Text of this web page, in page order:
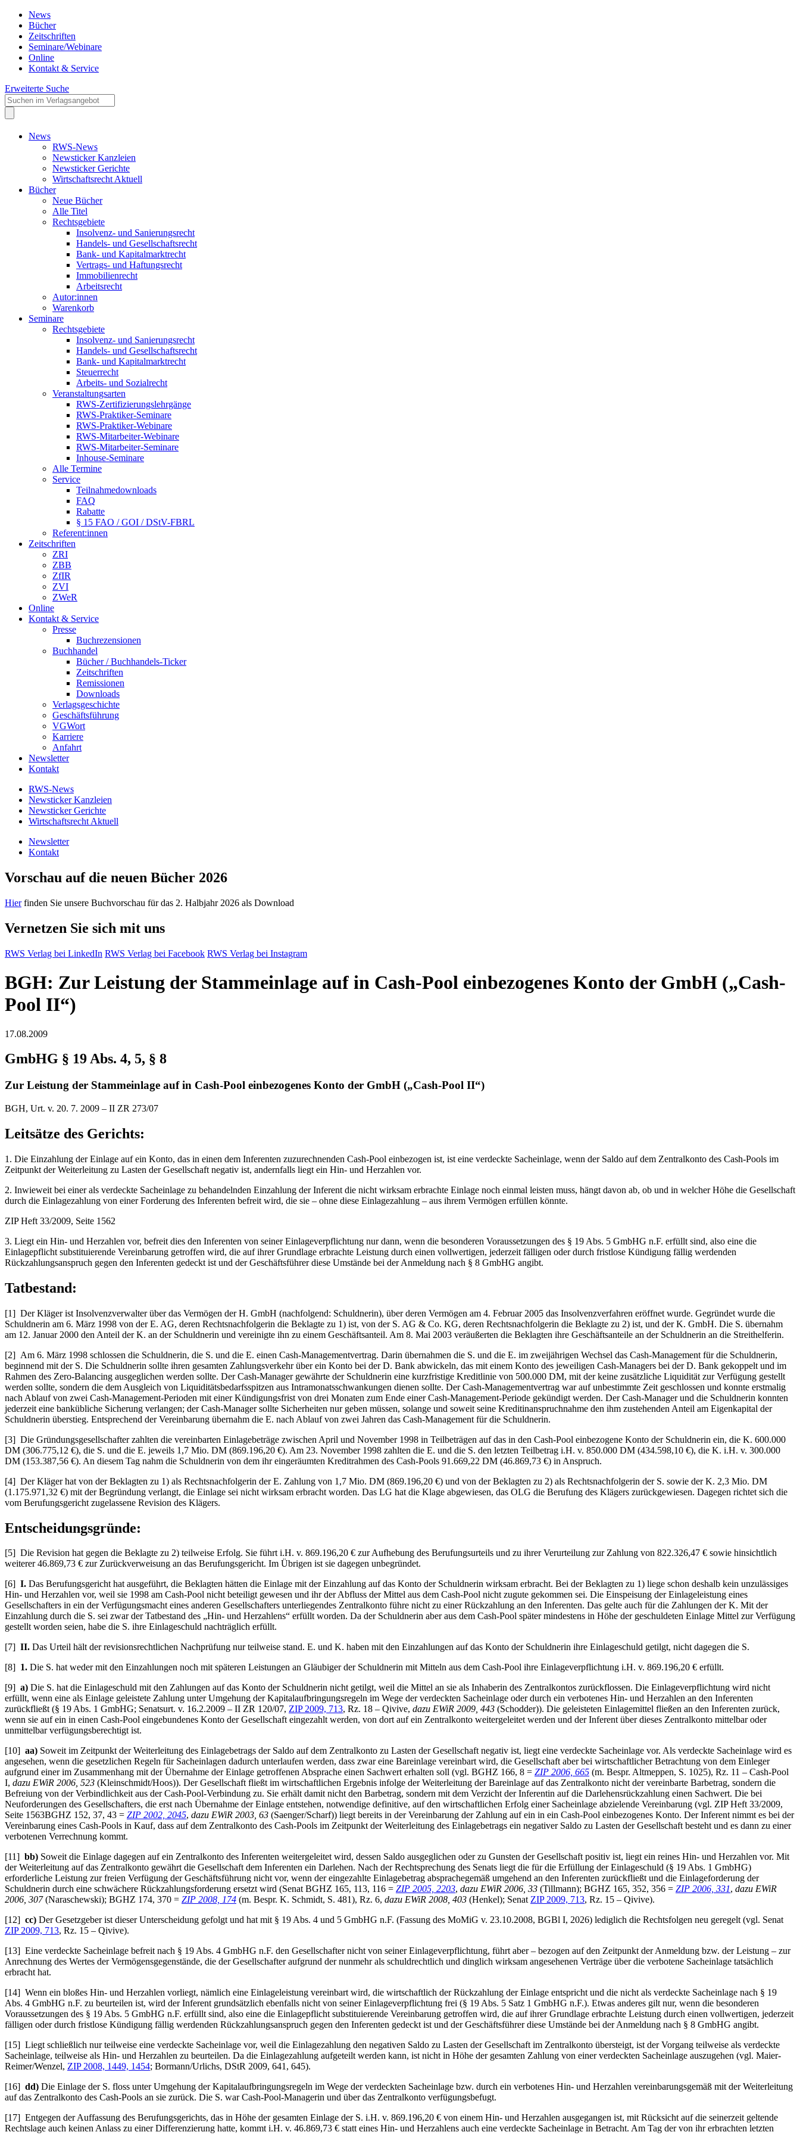
News
Bücher
Zeitschriften
Seminare/Webinare
Online
Kontakt & Service
Erweiterte Suche
News
RWS-News
Newsticker Kanzleien
Newsticker Gerichte
Wirtschaftsrecht Aktuell
Bücher
Neue Bücher
Alle Titel
Rechtsgebiete
Insolvenz- und Sanierungsrecht
Handels- und Gesellschaftsrecht
Bank- und Kapitalmarktrecht
Vertrags- und Haftungsrecht
Immobilienrecht
Arbeitsrecht
Autor:innen
Warenkorb
Seminare
Rechtsgebiete
Insolvenz- und Sanierungsrecht
Handels- und Gesellschaftsrecht
Bank- und Kapitalmarktrecht
Steuerrecht
Arbeits- und Sozialrecht
Veranstaltungsarten
RWS-Zertifizierungslehrgänge
RWS-Praktiker-Seminare
RWS-Praktiker-Webinare
RWS-Mitarbeiter-Webinare
RWS-Mitarbeiter-Seminare
Inhouse-Seminare
Alle Termine
Service
Teilnahmedownloads
FAQ
Rabatte
§ 15 FAO / GOI / DStV-FBRL
Referent:innen
Zeitschriften
ZRI
ZBB
ZfIR
ZVI
ZWeR
Online
Kontakt & Service
Presse
Buchrezensionen
Buchhandel
Bücher / Buchhandels-Ticker
Zeitschriften
Remissionen
Downloads
Verlagsgeschichte
Geschäftsführung
VGWort
Karriere
Anfahrt
Newsletter
Kontakt
RWS-News
Newsticker Kanzleien
Newsticker Gerichte
Wirtschaftsrecht Aktuell
Newsletter
Kontakt
Vorschau auf die neuen Bücher 2026
Hierfinden Sie unsere Buchvorschau für das 2. Halbjahr 2026 als Download
Vernetzen Sie sich mit uns
RWS Verlag bei LinkedIn RWS Verlag bei Facebook RWS Verlag bei Instagram
BGH: Zur Leistung der Stammeinlage auf in Cash-Pool einbezogenes Konto der GmbH („Cash-
Pool II“)
17.08.2009
GmbHG § 19 Abs. 4, 5, § 8
Zur Leistung der Stammeinlage auf in Cash-Pool einbezogenes Konto der GmbH („Cash-Pool II“)
BGH, Urt. v. 20. 7. 2009 – II ZR 273/07
Leitsätze des Gerichts:
1. Die Einzahlung der Einlage auf ein Konto, das in einen dem Inferenten zuzurechnenden Cash-Pool einbezogen ist, ist eine verdeckte Sacheinlage, wenn der Saldo auf dem Zentralkonto des Cash-Pools im
Zeitpunkt der Weiterleitung zu Lasten der Gesellschaft negativ ist, andernfalls liegt ein Hin- und Herzahlen vor.
2. Inwieweit bei einer als verdeckte Sacheinlage zu behandelnden Einzahlung der Inferent die nicht wirksam erbrachte Einlage noch einmal leisten muss, hängt davon ab, ob und in welcher Höhe die Gesellschaft
durch die Einlagezahlung von einer Forderung des Inferenten befreit wird, die sie – ohne diese Einlagezahlung – aus ihrem Vermögen erfüllen könnte.
ZIP Heft 33/2009, Seite 1562
3. Liegt ein Hin- und Herzahlen vor, befreit dies den Inferenten von seiner Einlageverpflichtung nur dann, wenn die besonderen Voraussetzungen des § 19 Abs. 5 GmbHG n.F. erfüllt sind, also eine die
Einlagepflicht substituierende Vereinbarung getroffen wird, die auf ihrer Grundlage erbrachte Leistung durch einen vollwertigen, jederzeit fälligen oder durch fristlose Kündigung fällig werdenden
Rückzahlungsanspruch gegen den Inferenten gedeckt ist und der Geschäftsführer diese Umstände bei der Anmeldung nach § 8 GmbHG angibt.
Tatbestand:
[1] Der Kläger ist Insolvenzverwalter über das Vermögen der H. GmbH (nachfolgend: Schuldnerin), über deren Vermögen am 4. Februar 2005 das Insolvenzverfahren eröffnet wurde. Gegründet wurde die
Schuldnerin am 6. März 1998 von der E. AG, deren Rechtsnachfolgerin die Beklagte zu 1) ist, von der S. AG & Co. KG, deren Rechtsnachfolgerin die Beklagte zu 2) ist, und der K. GmbH. Die S. übernahm
am 12. Januar 2000 den Anteil der K. an der Schuldnerin und vereinigte ihn zu einem Geschäftsanteil. Am 8. Mai 2003 veräußerten die Beklagten ihre Geschäftsanteile an der Schuldnerin an die Streithelferin.
[2] Am 6. März 1998 schlossen die Schuldnerin, die S. und die E. einen Cash-Managementvertrag. Darin übernahmen die S. und die E. im zweijährigen Wechsel das Cash-Management für die Schuldnerin,
beginnend mit der S. Die Schuldnerin sollte ihren gesamten Zahlungsverkehr über ein Konto bei der D. Bank abwickeln, das mit einem Konto des jeweiligen Cash-Managers bei der D. Bank gekoppelt und im
Rahmen des Zero-Balancing ausgeglichen werden sollte. Der Cash-Manager gewährte der Schuldnerin eine kurzfristige Kreditlinie von 500.000 DM, mit der keine zusätzliche Liquidität zur Verfügung gestellt
werden sollte, sondern die dem Ausgleich von Liquiditätsbedarfsspitzen aus Intramonatsschwankungen dienen sollte. Der Cash-Managementvertrag war auf unbestimmte Zeit geschlossen und konnte erstmalig
nach Ablauf von zwei Cash-Management-Perioden mit einer Kündigungsfrist von drei Monaten zum Ende einer Cash-Management-Periode gekündigt werden. Der Cash-Manager und die Schuldnerin konnten
jederzeit eine bankübliche Sicherung verlangen; der Cash-Manager sollte Sicherheiten nur geben müssen, solange und soweit seine Kreditinanspruchnahme den ihm zustehenden Anteil am Eigenkapital der
Schuldnerin überstieg. Entsprechend der Vereinbarung übernahm die E. nach Ablauf von zwei Jahren das Cash-Management für die Schuldnerin.
[3] Die Gründungsgesellschafter zahlten die vereinbarten Einlagebeträge zwischen April und November 1998 in Teilbeträgen auf das in den Cash-Pool einbezogene Konto der Schuldnerin ein, die K. 600.000
DM (306.775,12 €), die S. und die E. jeweils 1,7 Mio. DM (869.196,20 €). Am 23. November 1998 zahlten die E. und die S. den letzten Teilbetrag i.H. v. 850.000 DM (434.598,10 €), die K. i.H. v. 300.000
DM (153.387,56 €). An diesem Tag nahm die Schuldnerin von dem ihr eingeräumten Kreditrahmen des Cash-Pools 91.669,22 DM (46.869,73 €) in Anspruch.
[4] Der Kläger hat von der Beklagten zu 1) als Rechtsnachfolgerin der E. Zahlung von 1,7 Mio. DM (869.196,20 €) und von der Beklagten zu 2) als Rechtsnachfolgerin der S. sowie der K. 2,3 Mio. DM
(1.175.971,32 €) mit der Begründung verlangt, die Einlage sei nicht wirksam erbracht worden. Das LG hat die Klage abgewiesen, das OLG die Berufung des Klägers zurückgewiesen. Dagegen richtet sich die
vom Berufungsgericht zugelassene Revision des Klägers.
Entscheidungsgründe:
[5] Die Revision hat gegen die Beklagte zu 2) teilweise Erfolg. Sie führt i.H. v. 869.196,20 € zur Aufhebung des Berufungsurteils und zu ihrer Verurteilung zur Zahlung von 822.326,47 € sowie hinsichtlich
weiterer 46.869,73 € zur Zurückverweisung an das Berufungsgericht. Im Übrigen ist sie dagegen unbegründet.
[6] I. Das Berufungsgericht hat ausgeführt, die Beklagten hätten die Einlage mit der Einzahlung auf das Konto der Schuldnerin wirksam erbracht. Bei der Beklagten zu 1) liege schon deshalb kein unzulässiges
Hin- und Herzahlen vor, weil sie 1998 am Cash-Pool nicht beteiligt gewesen und ihr der Abfluss der Mittel aus dem Cash-Pool nicht zugute gekommen sei. Die Einspeisung der Einlageleistung eines
Gesellschafters in ein der Verfügungsmacht eines anderen Gesellschafters unterliegendes Zentralkonto führe nicht zu einer Rückzahlung an den Inferenten. Das gelte auch für die Zahlungen der K. Mit der
Einzahlung durch die S. sei zwar der Tatbestand des „Hin- und Herzahlens“ erfüllt worden. Da der Schuldnerin aber aus dem Cash-Pool später mindestens in Höhe der geschuldeten Einlage Mittel zur Verfügung
gestellt worden seien, habe die S. ihre Einlageschuld nachträglich erfüllt.
[7] II. Das Urteil hält der revisionsrechtlichen Nachprüfung nur teilweise stand. E. und K. haben mit den Einzahlungen auf das Konto der Schuldnerin ihre Einlageschuld getilgt, nicht dagegen die S.
[8] 1. Die S. hat weder mit den Einzahlungen noch mit späteren Leistungen an Gläubiger der Schuldnerin mit Mitteln aus dem Cash-Pool ihre Einlageverpflichtung i.H. v. 869.196,20 € erfüllt.
[9] a) Die S. hat die Einlageschuld mit den Zahlungen auf das Konto der Schuldnerin nicht getilgt, weil die Mittel an sie als Inhaberin des Zentralkontos zurückflossen. Die Einlageverpflichtung wird nicht
erfüllt, wenn eine als Einlage geleistete Zahlung unter Umgehung der Kapitalaufbringungsregeln im Wege der verdeckten Sacheinlage oder durch ein verbotenes Hin- und Herzahlen an den Inferenten
zurückfließt (§ 19 Abs. 1 GmbHG; Senatsurt. v. 16.2.2009 – II ZR 120/07, ZIP 2009, 713, Rz. 18 – Qivive, dazu EWiR 2009, 443 (Schodder)). Die geleisteten Einlagemittel fließen an den Inferenten zurück,
wenn sie auf ein in einen Cash-Pool eingebundenes Konto der Gesellschaft eingezahlt werden, von dort auf ein Zentralkonto weitergeleitet werden und der Inferent über dieses Zentralkonto mittelbar oder
unmittelbar verfügungsberechtigt ist.
[10] aa) Soweit im Zeitpunkt der Weiterleitung des Einlagebetrags der Saldo auf dem Zentralkonto zu Lasten der Gesellschaft negativ ist, liegt eine verdeckte Sacheinlage vor. Als verdeckte Sacheinlage wird es
angesehen, wenn die gesetzlichen Regeln für Sacheinlagen dadurch unterlaufen werden, dass zwar eine Bareinlage vereinbart wird, die Gesellschaft aber bei wirtschaftlicher Betrachtung von dem Einleger
aufgrund einer im Zusammenhang mit der Übernahme der Einlage getroffenen Absprache einen Sachwert erhalten soll (vgl. BGHZ 166, 8 = ZIP 2006, 665 (m. Bespr. Altmeppen, S. 1025), Rz. 11 – Cash-Pool
I, dazu EWiR 2006, 523 (Kleinschmidt/Hoos)). Der Gesellschaft fließt im wirtschaftlichen Ergebnis infolge der Weiterleitung der Bareinlage auf das Zentralkonto nicht der vereinbarte Barbetrag, sondern die
Befreiung von der Verbindlichkeit aus der Cash-Pool-Verbindung zu. Sie erhält damit nicht den Barbetrag, sondern mit dem Verzicht der Inferentin auf die Darlehensrückzahlung einen Sachwert. Die bei
Neuforderungen des Gesellschafters, die erst nach Übernahme der Einlage entstehen, notwendige definitive, auf den wirtschaftlichen Erfolg einer Sacheinlage abzielende Vereinbarung (vgl. ZIP Heft 33/2009,
Seite 1563BGHZ 152, 37, 43 = ZIP 2002, 2045, dazu EWiR 2003, 63 (Saenger/Scharf)) liegt bereits in der Vereinbarung der Zahlung auf ein in ein Cash-Pool einbezogenes Konto. Der Inferent nimmt es bei der
Vereinbarung eines Cash-Pools in Kauf, dass auf dem Zentralkonto des Cash-Pools im Zeitpunkt der Weiterleitung des Einlagebetrags ein negativer Saldo zu Lasten der Gesellschaft besteht und es dann zu einer
verbotenen Verrechnung kommt.
[11] bb) Soweit die Einlage dagegen auf ein Zentralkonto des Inferenten weitergeleitet wird, dessen Saldo ausgeglichen oder zu Gunsten der Gesellschaft positiv ist, liegt ein reines Hin- und Herzahlen vor. Mit
der Weiterleitung auf das Zentralkonto gewährt die Gesellschaft dem Inferenten ein Darlehen. Nach der Rechtsprechung des Senats liegt die für die Erfüllung der Einlageschuld (§ 19 Abs. 1 GmbHG)
erforderliche Leistung zur freien Verfügung der Geschäftsführung nicht vor, wenn der eingezahlte Einlagebetrag absprachegemäß umgehend an den Inferenten zurückfließt und die Einlageforderung der
Schuldnerin durch eine schwächere Rückzahlungsforderung ersetzt wird (Senat BGHZ 165, 113, 116 = ZIP 2005, 2203, dazu EWiR 2006, 33 (Tillmann); BGHZ 165, 352, 356 = ZIP 2006, 331, dazu EWiR
2006, 307(Naraschewski); BGHZ 174, 370 = ZIP 2008, 174 (m. Bespr. K. Schmidt, S. 481), Rz. 6, dazu EWiR 2008, 403 (Henkel); SenatZIP 2009, 713, Rz. 15 – Qivive).
[12] cc) Der Gesetzgeber ist dieser Unterscheidung gefolgt und hat mit § 19 Abs. 4 und 5 GmbHG n.F. (Fassung des MoMiG v. 23.10.2008, BGBl I, 2026) lediglich die Rechtsfolgen neu geregelt (vgl. Senat
ZIP 2009, 713, Rz. 15 – Qivive).
[13] Eine verdeckte Sacheinlage befreit nach § 19 Abs. 4 GmbHG n.F. den Gesellschafter nicht von seiner Einlageverpflichtung, führt aber – bezogen auf den Zeitpunkt der Anmeldung bzw. der Leistung – zur
Anrechnung des Wertes der Vermögensgegenstände, die der Gesellschafter aufgrund der nunmehr als schuldrechtlich und dinglich wirksam angesehenen Verträge über die verbotene Sacheinlage tatsächlich
erbracht hat.
[14] Wenn ein bloßes Hin- und Herzahlen vorliegt, nämlich eine Einlageleistung vereinbart wird, die wirtschaftlich der Rückzahlung der Einlage entspricht und die nicht als verdeckte Sacheinlage nach § 19
Abs. 4 GmbHG n.F. zu beurteilen ist, wird der Inferent grundsätzlich ebenfalls nicht von seiner Einlageverpflichtung frei (§ 19 Abs. 5 Satz 1 GmbHG n.F.). Etwas anderes gilt nur, wenn die besonderen
Voraussetzungen des § 19 Abs. 5 GmbHG n.F. erfüllt sind, also eine die Einlagepflicht substituierende Vereinbarung getroffen wird, die auf ihrer Grundlage erbrachte Leistung durch einen vollwertigen, jederzeit
fälligen oder durch fristlose Kündigung fällig werdenden Rückzahlungsanspruch gegen den Inferenten gedeckt ist und der Geschäftsführer diese Umstände bei der Anmeldung nach § 8 GmbHG angibt.
[15] Liegt schließlich nur teilweise eine verdeckte Sacheinlage vor, weil die Einlagezahlung den negativen Saldo zu Lasten der Gesellschaft im Zentralkonto übersteigt, ist der Vorgang teilweise als verdeckte
Sacheinlage, teilweise als Hin- und Herzahlen zu beurteilen. Da die Einlagezahlung aufgeteilt werden kann, ist nicht in Höhe der gesamten Zahlung von einer verdeckten Sacheinlage auszugehen (vgl. Maier-
Reimer/Wenzel, ZIP 2008, 1449, 1454; Bormann/Urlichs, DStR 2009, 641, 645).
[16] dd) Die Einlage der S. floss unter Umgehung der Kapitalaufbringungsregeln im Wege der verdeckten Sacheinlage bzw. durch ein verbotenes Hin- und Herzahlen vereinbarungsgemäß mit der Weiterleitung
auf das Zentralkonto des Cash-Pools an sie zurück. Die S. war Cash-Pool-Managerin und über das Zentralkonto verfügungsbefugt.
[17] Entgegen der Auffassung des Berufungsgerichts, das in Höhe der gesamten Einlage der S. i.H. v. 869.196,20 € von einem Hin- und Herzahlen ausgegangen ist, mit Rücksicht auf die seinerzeit geltende
Rechtslage auch keinen Anlass zu einer Differenzierung hatte, kommt i.H. v. 46.869,73 € statt eines Hin- und Herzahlens auch eine verdeckte Sacheinlage in Betracht. Am Tag der von ihr erbrachten letzten